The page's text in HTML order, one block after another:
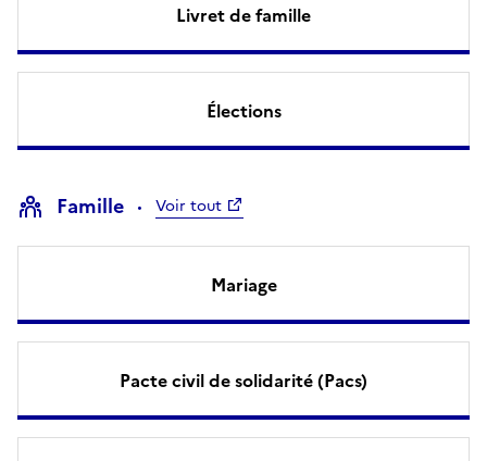
Livret de famille
Élections
Famille Voir tout
Mariage
Pacte civil de solidarité (Pacs)